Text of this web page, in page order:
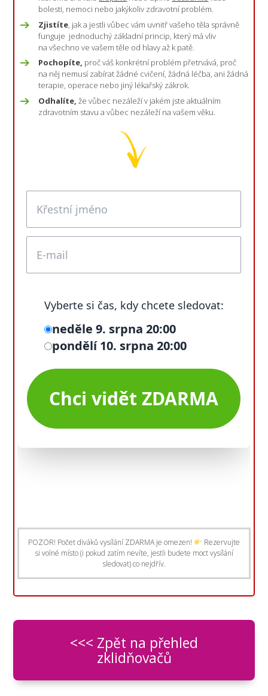
bolesti, nemoci nebo jakýkoliv zdravotní problém.
Zjistíte , jak a jestli vůbec vám uvnitř vašeho těla správně
funguje jednoduchý základní princip, který má vliv
na všechno ve vašem těle od hlavy až k patě.
Pochopíte, proč váš konkrétní problém přetrvává, proč
na něj nemusí zabírat žádné cvičení, žádná léčba, ani žádná
terapie, operace nebo jiný lékařský zákrok.
Odhalíte, že vůbec nezáleží v jakém jste aktuálním
zdravotním stavu a vůbec nezáleží na vašem věku.
POZOR! Počet diváků vysílání ZDARMA je omezen!
Rezervujte
si volné místo (i pokud zatím nevíte, jestli budete moct vysílání
sledovat) co nejdřív.
<<< Zpět na přehled
zklidňovačů